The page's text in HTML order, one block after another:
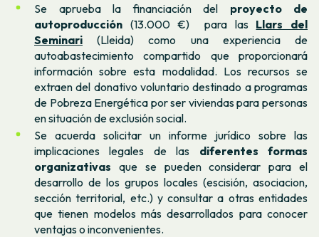
Se aprueba la financiación del proyecto de
autoproducción (13.000 €) para las Llars del
Seminari (Lleida) como una experiencia de
autoabastecimiento compartido que proporcionará
información sobre esta modalidad. Los recursos se
extraen del donativo voluntario destinado a programas
de Pobreza Energética por ser viviendas para personas
en situación de exclusión social.
Se acuerda solicitar un informe jurídico sobre las
implicaciones legales de las diferentes formas
organizativas que se pueden considerar para el
desarrollo de los grupos locales (escisión, asociacion,
sección territorial, etc.) y consultar a otras entidades
que tienen modelos más desarrollados para conocer
ventajas o inconvenientes.